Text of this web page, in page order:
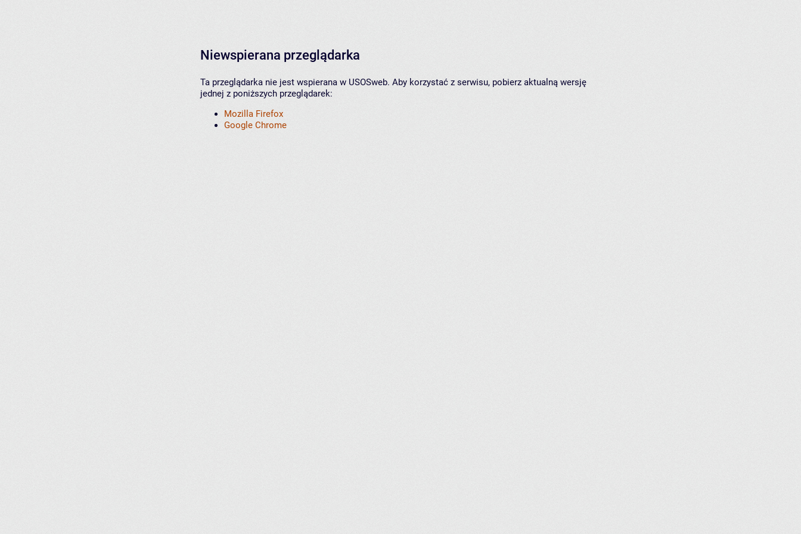
Niewspierana przeglądarka
Ta przeglądarka nie jest wspierana w USOSweb. Aby korzystać z serwisu, pobierz aktualną wersję
jednej z poniższych przeglądarek:
Mozilla Firefox
Google Chrome